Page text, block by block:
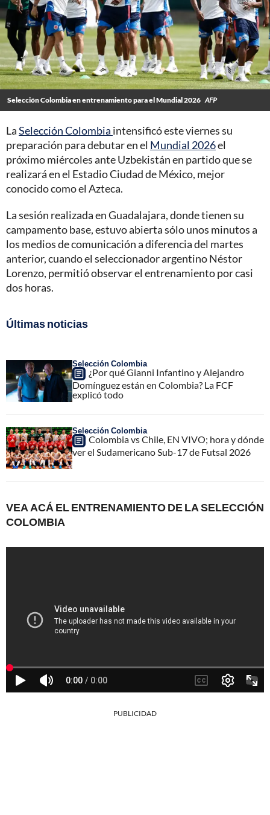
Selección Colombia en entrenamiento para el Mundial 2026 AFP
LaSelección Colombia intensificó este viernes su
preparación para debutar en el Mundial 2026el
próximo miércoles ante Uzbekistán en partido que se
realizará en el Estadio Ciudad de México, mejor
conocido como el Azteca.
La sesión realizada en Guadalajara, donde tienen su
campamento base, estuvo abierta sólo unos minutos a
los medios de comunicación a diferencia del martes
anterior, cuando el seleccionador argentino Néstor
Lorenzo, permitió observar el entrenamiento por casi
dos horas.
Últimas noticias
Selección Colombia
¿Por qué Gianni Infantino y Alejandro
Domínguez están en Colombia? La FCF
explicó todo
Selección Colombia
Colombia vs Chile, EN VIVO; hora y dónde
ver el Sudamericano Sub-17 de Futsal 2026
VEA ACÁ EL ENTRENAMIENTO DE LA SELECCIÓN
COLOMBIA
PUBLICIDAD